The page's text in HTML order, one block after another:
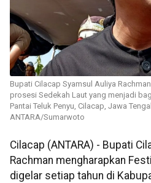
Bupati Cilacap Syamsul Auliya
prosesi Sedekah Laut yang menjadi
Pantai Teluk Penyu, Cilacap, Jawa
ANTARA/Sumarwoto
Cilacap (ANTARA) - Bupati
Rachman mengharapkan
digelar setiap tahun di